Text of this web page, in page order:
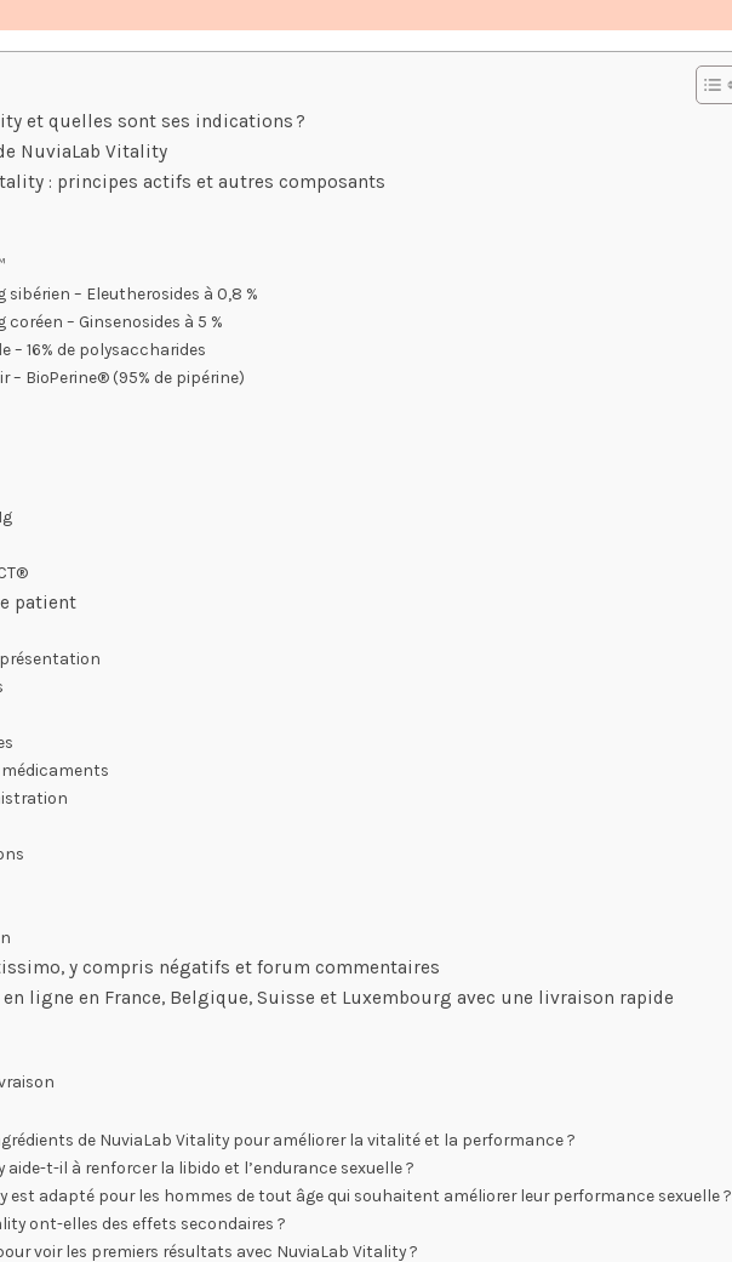
et quelles sont ses indications ?
NuviaLab Vitality
: principes actifs et autres composants
– Eleutherosides à 0,8 %
– Ginsenosides à 5 %
– 16% de polysaccharides
– BioPerine® (95% de pipérine)
patient
y compris négatifs et forum commentaires
ligne en France, Belgique, Suisse et Luxembourg avec une livraison rapide
de NuviaLab Vitality pour améliorer la vitalité et la performance ?
t-il à renforcer la libido et l’endurance sexuelle ?
est adapté pour les hommes de tout âge qui souhaitent améliorer leur performance sexuelle ?
ont-elles des effets secondaires ?
voir les premiers résultats avec NuviaLab Vitality ?